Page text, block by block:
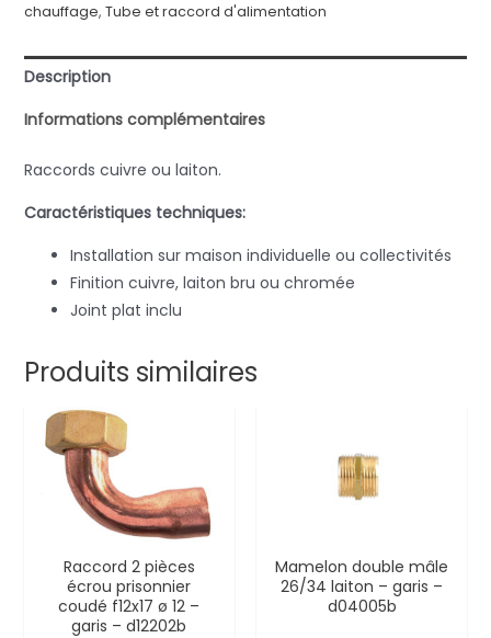
chauffage, Tube et raccord d'alimentation
Description
Informations complémentaires
Raccords cuivre ou laiton.
Caractéristiques techniques:
Installation sur maison individuelle ou collectivités
Finition cuivre, laiton bru ou chromée
Joint plat inclu
Produits similaires
Raccord 2 pièces
écrou prisonnier
coudé f12x17 ø 12 –
garis – d12202b
Mamelon double mâle
26/34 laiton – garis –
d04005b